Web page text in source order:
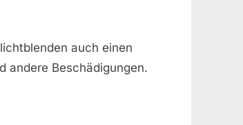
auch einen
andere Beschädigungen.